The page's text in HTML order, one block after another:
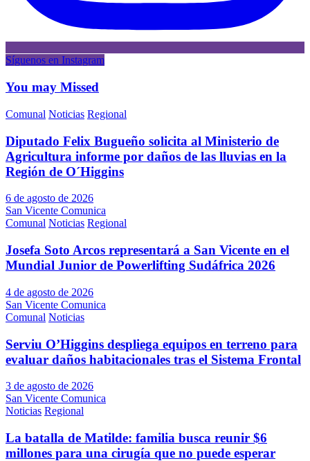
Síguenos en Instagram
You may Missed
Comunal Noticias Regional
Diputado Felix Bugueño solicita al Ministerio de
Agricultura informe por daños de las lluvias en la
Región de O´Higgins
6 de agosto de 2026
San Vicente Comunica
Comunal Noticias Regional
Josefa Soto Arcos representará a San Vicente en el
Mundial Junior de Powerlifting Sudáfrica 2026
4 de agosto de 2026
San Vicente Comunica
Comunal Noticias
Serviu O’Higgins despliega equipos en terreno para
evaluar daños habitacionales tras el Sistema Frontal
3 de agosto de 2026
San Vicente Comunica
Noticias Regional
La batalla de Matilde: familia busca reunir $6
millones para una cirugía que no puede esperar